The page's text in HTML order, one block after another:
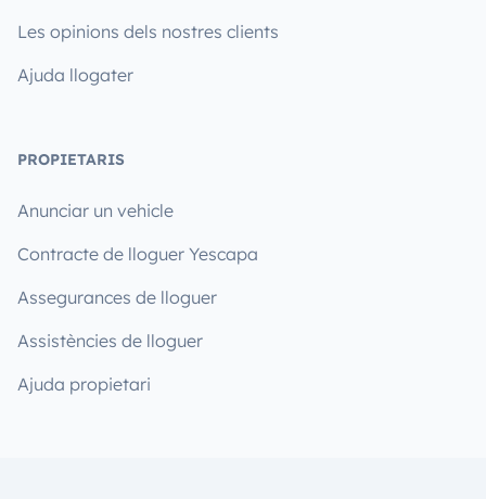
Les opinions dels nostres clients
Ajuda llogater
PROPIETARIS
Anunciar un vehicle
Contracte de lloguer Yescapa
Assegurances de lloguer
Assistències de lloguer
Ajuda propietari